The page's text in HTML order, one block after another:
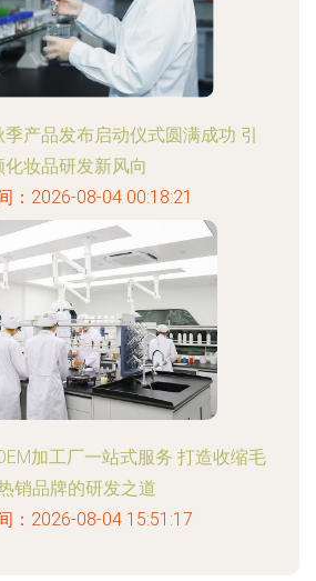
产品发布启动仪式圆满成功 引
化妆品研发新风向
：2026-08-04 00:18:21
加工厂一站式服务 打造收缩毛
销品牌的研发之道
：2026-08-04 15:51:17